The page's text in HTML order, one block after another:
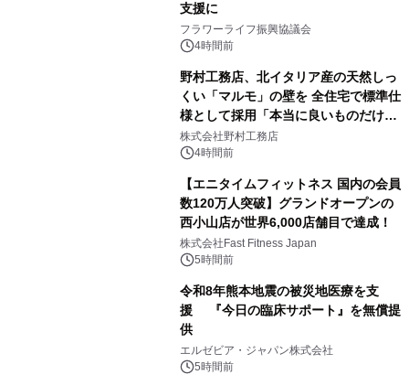
支援に
フラワーライフ振興協議会
4時間前
野村工務店、北イタリア産の天然しっ
くい「マルモ」の壁を 全住宅で標準仕
様として採用「本当に良いものだけに
こだわる」
株式会社野村工務店
4時間前
【エニタイムフィットネス 国内の会員
数120万人突破】グランドオープンの
西小山店が世界6,000店舗目で達成！
株式会社Fast Fitness Japan
5時間前
令和8年熊本地震の被災地医療を支
援 『今日の臨床サポート』を無償提
供
エルゼビア・ジャパン株式会社
5時間前